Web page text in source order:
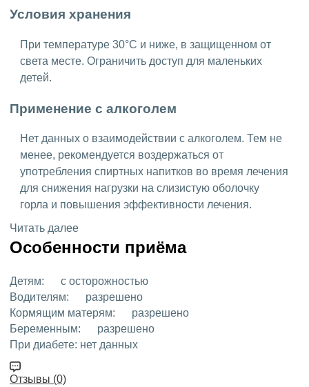
Условия хранения
При температуре 30°C и ниже, в защищенном от
света месте. Ограничить доступ для маленьких
детей.
Применение с алкоголем
Нет данных о взаимодействии с алкоголем. Тем не
менее, рекомендуется воздержаться от
употребления спиртных напитков во время лечения
для снижения нагрузки на слизистую оболочку
горла и повышения эффективности лечения.
Читать далее
Особенности приёма
Детям:
с осторожностью
Водителям:
разрешено
Кормящим матерям:
разрешено
Беременным:
разрешено
При диабете: нет данных
Отзывы (0)